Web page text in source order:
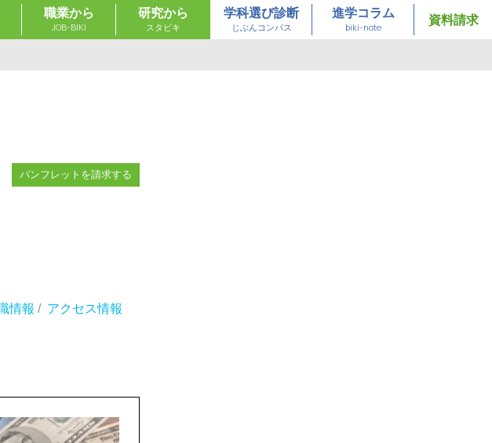
職業から
JOB-BIKI
研究から
スタビキ
学科選び診断
じぶんコンパス
進学コラム
biki-note
資料請求
パンフレットを請求する
情報 / アクセス情報